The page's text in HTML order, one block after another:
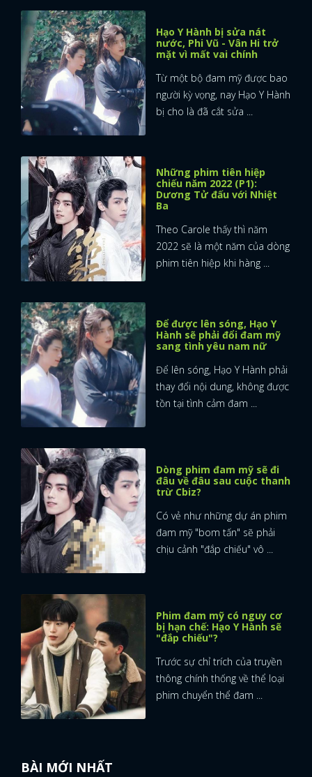
Hạo Y Hành bị sửa nát
nước, Phi Vũ - Vân Hi trở
mặt vì mất vai chính
Từ một bộ đam mỹ được bao
người kỳ vọng, nay Hạo Y Hành
bị cho là đã cắt sửa ...
Những phim tiên hiệp
chiếu năm 2022 (P1):
Dương Tử đấu với Nhiệt
Ba
Theo Carole thấy thì năm
2022 sẽ là một năm của dòng
phim tiên hiệp khi hàng ...
Để được lên sóng, Hạo Y
Hành sẽ phải đổi đam mỹ
sang tình yêu nam nữ
Để lên sóng, Hạo Y Hành phải
thay đổi nội dung, không được
tồn tại tình cảm đam ...
Dòng phim đam mỹ sẽ đi
đâu về đâu sau cuộc thanh
trừ Cbiz?
Có vẻ như những dự án phim
đam mỹ "bom tấn" sẽ phải
chịu cảnh "đắp chiếu" vô ...
Phim đam mỹ có nguy cơ
bị hạn chế: Hạo Y Hành sẽ
"đắp chiếu"?
Trước sự chỉ trích của truyền
thông chính thống về thể loại
phim chuyển thể đam ...
BÀI MỚI NHẤT